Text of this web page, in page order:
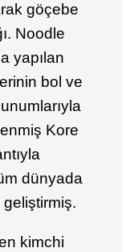
göçebe
Noodle
yapılan
bol ve
Kore
dünyada
kimchi